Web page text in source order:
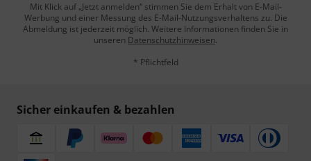
Mit Klick auf „Jetzt anmelden“ stimmen Sie dem Erhalt von E-Mail-
Werbung und einer Messung des E-Mail-Nutzungsverhaltens zu. Die
Abmeldung ist jederzeit möglich. Weitere Informationen finden Sie in
unseren Datenschutzhinweisen.
* Pflichtfeld
Sicher einkaufen & bezahlen